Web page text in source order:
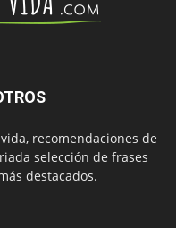
recomendaciones de
selección de frases
destacados.